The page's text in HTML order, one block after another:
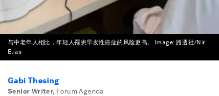
与中老年人相比，年轻人罹患早发性癌症的风险更高。 Image: 路透社/Nir
Elias
Gabi Thesing
Senior Writer, Forum Agenda